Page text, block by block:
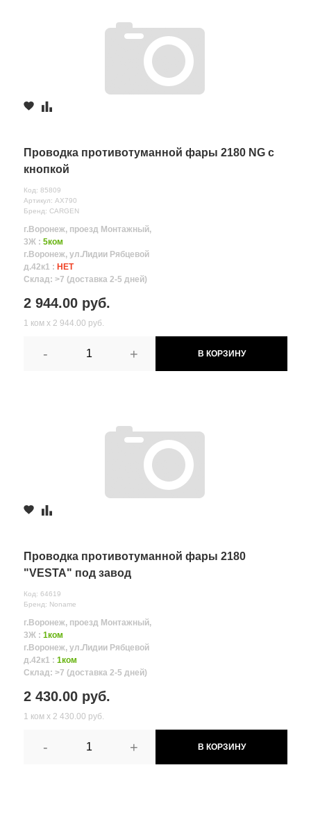
Проводка противотуманной фары 2180 NG с
кнопкой
Код: 85809
Артикул: AX790
Бренд: CARGEN
г.Воронеж, проезд Монтажный,
3Ж : 5ком
г.Воронеж, ул.Лидии Рябцевой
д.42к1 : НЕТ
Склад: >7 (доставка 2-5 дней)
2 944.00 руб.
1 ком х 2 944.00 руб.
- + В КОРЗИНУ
Проводка противотуманной фары 2180
"VESTA" под завод
Код: 64619
Бренд: Noname
г.Воронеж, проезд Монтажный,
3Ж : 1ком
г.Воронеж, ул.Лидии Рябцевой
д.42к1 : 1ком
Склад: >7 (доставка 2-5 дней)
2 430.00 руб.
1 ком х 2 430.00 руб.
- + В КОРЗИНУ